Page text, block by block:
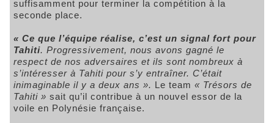
suffisamment pour terminer la compétition à la
seconde place.
« Ce que l’équipe réalise, c’est un signal fort pour
Tahiti. Progressivement, nous avons gagné le
respect de nos adversaires et ils sont nombreux à
s’intéresser à Tahiti pour s’y entraîner. C’était
inimaginable il y a deux ans ». Le team « Trésors de
Tahiti » sait qu’il contribue à un nouvel essor de la
voile en Polynésie française.